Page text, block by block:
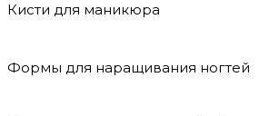
Кисти для маникюра
Формы для наращивания ногтей